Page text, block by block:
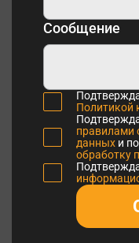
Сообщение
Политикой
правилами
данных и
обработку